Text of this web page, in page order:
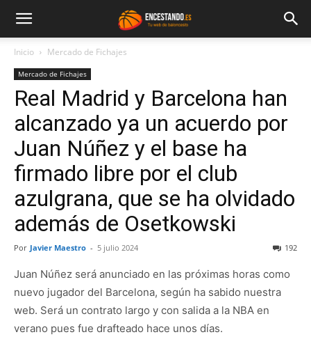
Inicio Mercado de Fichajes
Mercado de Fichajes
Real Madrid y Barcelona han
alcanzado ya un acuerdo por
Juan Núñez y el base ha
firmado libre por el club
azulgrana, que se ha olvidado
además de Osetkowski
Por Javier Maestro - 5 julio 2024 192
Juan Núñez será anunciado en las próximas horas como
nuevo jugador del Barcelona, según ha sabido nuestra
web. Será un contrato largo y con salida a la NBA en
verano pues fue drafteado hace unos días.